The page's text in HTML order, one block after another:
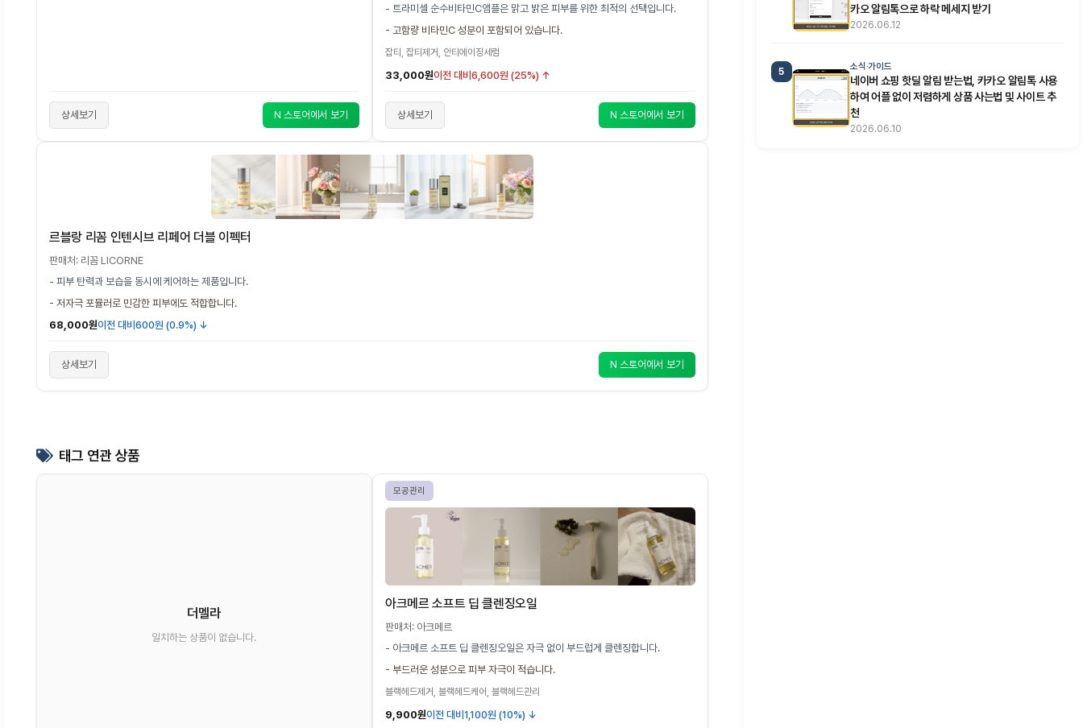
상세보기 N 스토어에서 보기
- 트라미셀 순수비타민C앰플은 맑고 밝은 피부를 위한 최적의 선택입니다.
- 고함량 비타민C 성분이 포함되어 있습니다.
잡티, 잡티제거, 안티에이징세럼
33,000원이전 대비 6,600원 (25%) ↑
상세보기 N 스토어에서 보기
르블랑 리꼼 인텐시브 리페어 더블 이펙터
판매처: 리꼼 LICORNE
- 피부 탄력과 보습을 동시에 케어하는 제품입니다.
- 저자극 포뮬러로 민감한 피부에도 적합합니다.
68,000원이전 대비 600원 (0.9%) ↓
상세보기 N 스토어에서 보기
태그 연관 상품
더멜라
일치하는 상품이 없습니다.
모공관리
아크메르 소프트 딥 클렌징오일
판매처: 아크메르
- 아크메르 소프트 딥 클렌징오일은 자극 없이 부드럽게 클렌징합니다.
- 부드러운 성분으로 피부 자극이 적습니다.
블랙헤드제거, 블랙헤드케어, 블랙헤드관리
9,900원이전 대비1,100원 (10%) ↓
카오 알림톡으로 하락 메세지 받기
2026.06.12
5 소식·가이드
네이버 쇼핑 핫딜 알림 받는법, 카카오 알림톡 사용
하여 어플 없이 저렴하게 상품 사는법 및 사이트 추
천
2026.06.10